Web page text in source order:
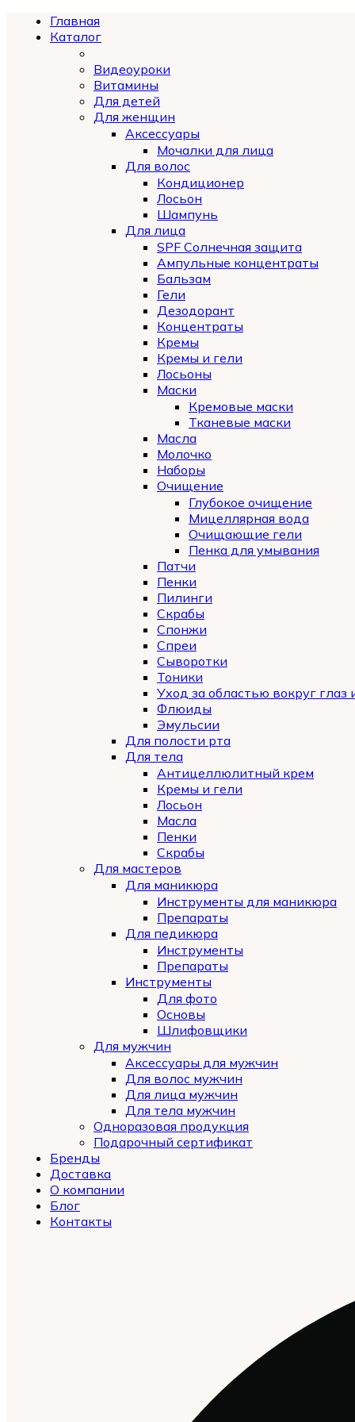
Главная
Каталог
Видеоуроки
Витамины
Для детей
Для женщин
Аксессуары
Мочалки для лица
Для волос
Кондиционер
Лосьон
Шампунь
Для лица
SPF Солнечная защита
Ампульные концентраты
Бальзам
Гели
Дезодорант
Концентраты
Кремы
Кремы и гели
Лосьоны
Маски
Кремовые маски
Тканевые маски
Масла
Молочко
Наборы
Очищение
Глубокое очищение
Мицеллярная вода
Очищающие гели
Пенка для умывания
Патчи
Пенки
Пилинги
Скрабы
Спонжи
Спреи
Сыворотки
Тоники
Уход за областью вокруг глаз
Флюиды
Эмульсии
Для полости рта
Для тела
Антицеллюлитный крем
Кремы и гели
Лосьон
Масла
Пенки
Скрабы
Для мастеров
Для маникюра
Инструменты для маникюра
Препараты
Для педикюра
Инструменты
Препараты
Инструменты
Для фото
Основы
Шлифовщики
Для мужчин
Аксессуары для мужчин
Для волос мужчин
Для лица мужчин
Для тела мужчин
Одноразовая продукция
Подарочный сертификат
Automatically
Hierarchic
Categories
Menu
https://atakanau.blogspot.com/2021/01/
Бренды
Доставка
О компании
Блог
Контакты